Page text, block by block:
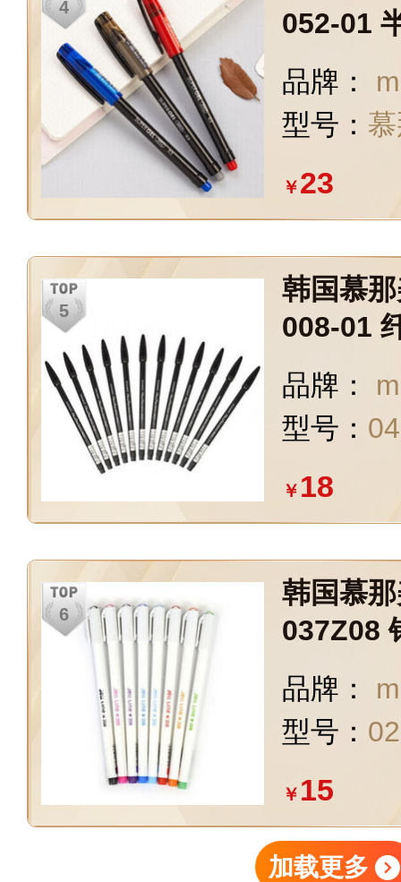
052-01
签字笔
品牌：
型号：
￥23
韩国慕
008-01
笔 黑色
品牌：
型号：
￥ 18
韩国慕
037Z08
中性笔
品牌：
型号：
￥ 15
加载更多